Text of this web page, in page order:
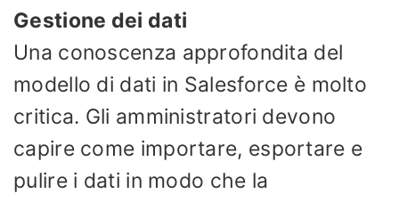
Gestione dei dati
Una conoscenza approfondita del
modello di dati in Salesforce è molto
critica. Gli amministratori devono
capire come importare, esportare e
pulire i dati in modo che la